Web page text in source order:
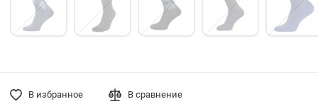
В избранное В сравнение